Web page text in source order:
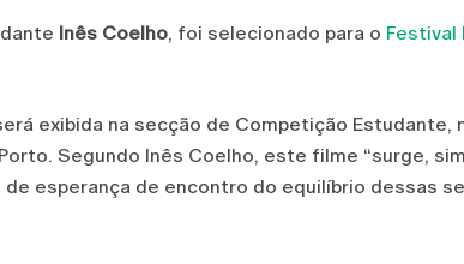
Inês Coelho, foi selecionado para o Festival
exibida na secção de Competição Estudante,
Segundo Inês Coelho, este filme “surge,
de esperança de encontro do equilíbrio dessas